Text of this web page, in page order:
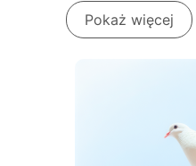
Pokaż więcej